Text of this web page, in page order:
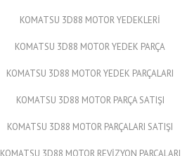
KOMATSU 3D88 MOTOR YEDEKLERİ
KOMATSU 3D88 MOTOR YEDEK PARÇA
KOMATSU 3D88 MOTOR YEDEK PARÇALARI
KOMATSU 3D88 MOTOR PARÇA SATIŞI
KOMATSU 3D88 MOTOR PARÇALARI SATIŞI
KOMATSU 3D88 MOTOR REVİZYON PARÇALARI